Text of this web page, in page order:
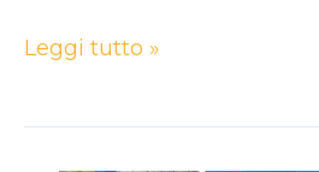
Leggi tutto »